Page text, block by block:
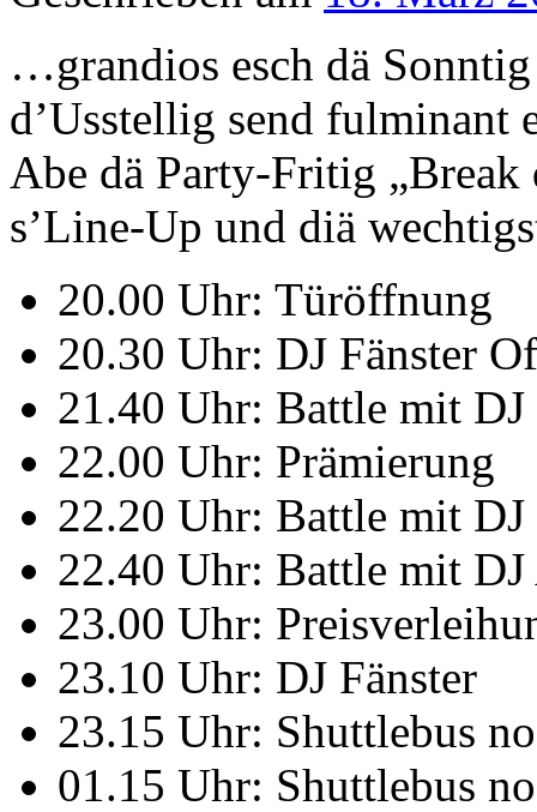
…grandios esch dä
d’Usstellig send
Abe dä Party-Fritig
s’Line-Up und diä
20.00 Uhr: Türöffnung
20.30 Uhr: DJ Fänster
21.40 Uhr: Battle mit
22.00 Uhr: Prämierung
22.20 Uhr: Battle mit DJ
22.40 Uhr: Battle mit
23.00 Uhr:
23.10 Uhr: DJ Fänster
23.15 Uhr: Shuttlebus
01.15 Uhr: Shuttlebus